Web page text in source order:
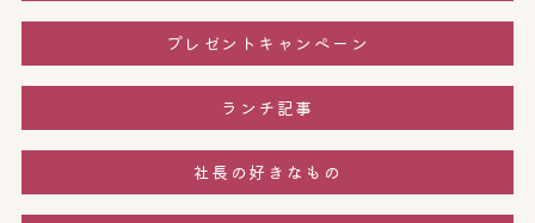
プレゼントキャンペーン
ランチ記事
社長の好きなもの